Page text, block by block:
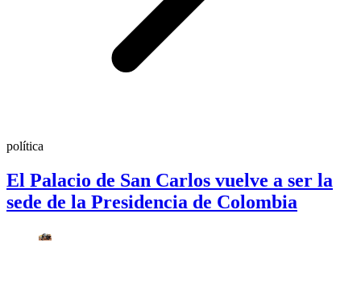
política
El Palacio de San Carlos vuelve a ser la
sede de la Presidencia de Colombia